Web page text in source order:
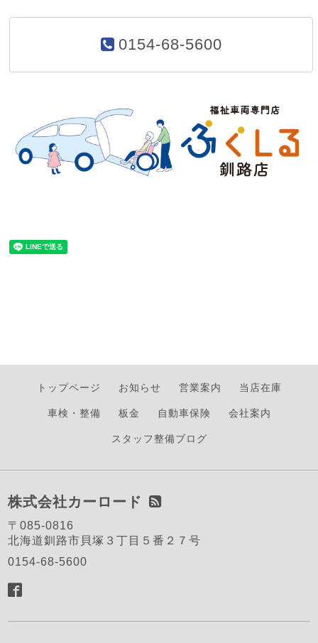
0154-68-5600
トップページ お知らせ 営業案内 当店在庫
車検・整備 板金 自動車保険 会社案内
スタッフ整備ブログ
株式会社カーロード
〒085-0816
北海道釧路市貝塚３丁目５番２７号
0154-68-5600